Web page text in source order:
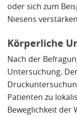
oder sich zum
Niesens
Körperliche
Nach der
Untersuchung.
Patienten zu
Beweglichkeit der